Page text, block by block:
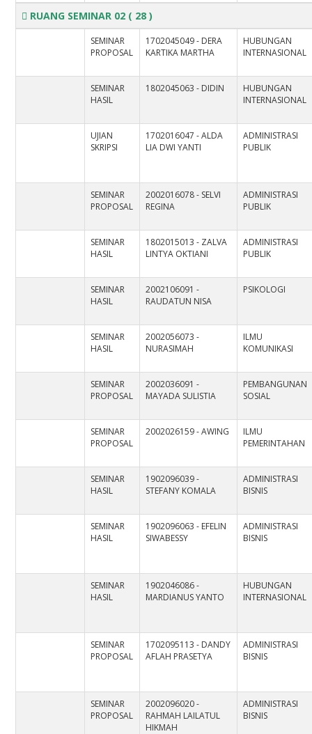
RUANG SEMINAR 02 ( 28 )
SEMINAR
PROPOSAL
1702045049 - DERA
KARTIKA MARTHA
HUBUNGAN
INTERNASIONAL
SEMINAR
HASIL
1802045063 - DIDIN
HUBUNGAN
INTERNASIONAL
UJIAN
SKRIPSI
1702016047 - ALDA
LIA DWI YANTI
ADMINISTRASI
PUBLIK
SEMINAR
PROPOSAL
2002016078 - SELVI
REGINA
ADMINISTRASI
PUBLIK
SEMINAR
HASIL
1802015013 - ZALVA
LINTYA OKTIANI
ADMINISTRASI
PUBLIK
SEMINAR
HASIL
2002106091 -
RAUDATUN NISA
PSIKOLOGI
SEMINAR
HASIL
2002056073 -
NURASIMAH
ILMU
KOMUNIKASI
SEMINAR
PROPOSAL
2002036091 -
MAYADA SULISTIA
PEMBANGUNAN
SOSIAL
SEMINAR
PROPOSAL
2002026159 - AWING
ILMU
PEMERINTAHAN
SEMINAR
HASIL
1902096039 -
STEFANY KOMALA
ADMINISTRASI
BISNIS
SEMINAR
HASIL
1902096063 - EFELIN
SIWABESSY
ADMINISTRASI
BISNIS
SEMINAR
HASIL
1902046086 -
MARDIANUS YANTO
HUBUNGAN
INTERNASIONAL
SEMINAR
PROPOSAL
1702095113 - DANDY
AFLAH PRASETYA
ADMINISTRASI
BISNIS
SEMINAR
PROPOSAL
2002096020 -
RAHMAH LAILATUL
HIKMAH
ADMINISTRASI
BISNIS